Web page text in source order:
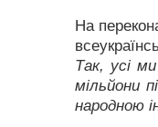
На
Так, усі
мільйони
народною